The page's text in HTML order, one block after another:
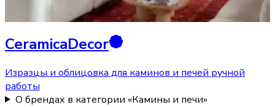
CeramicaDecor
Изразцы и облицовка для каминов и печей ручной
работы
О брендах в категории «Камины и печи»